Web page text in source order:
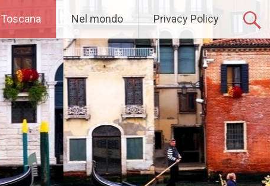
Nel mondo Privacy Policy